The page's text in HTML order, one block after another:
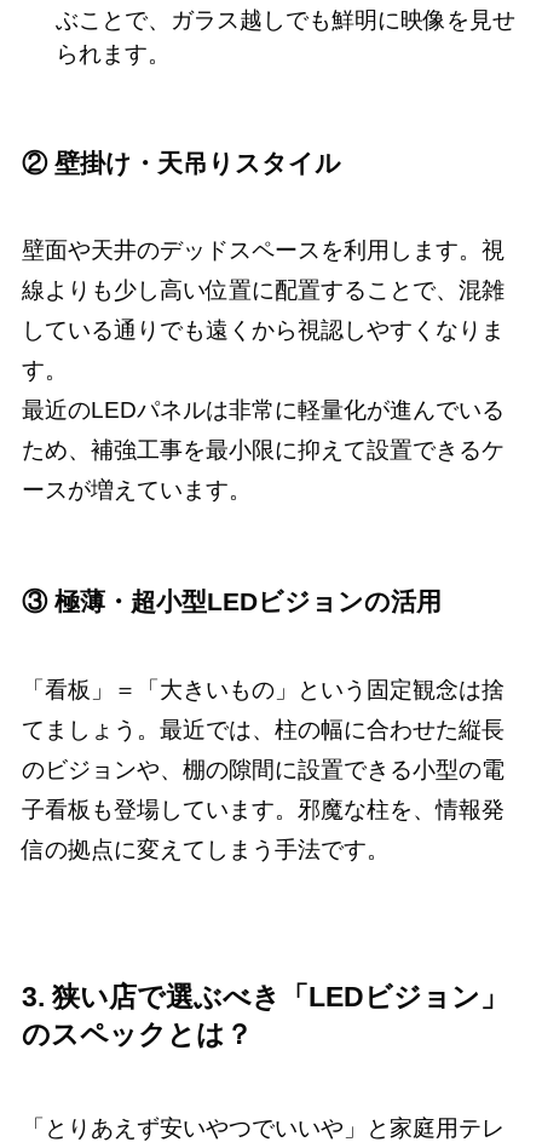
ぶことで、ガラス越しでも鮮明に映像を見せ
られます。
② 壁掛け・天吊りスタイル
壁面や天井のデッドスペースを利用します。視
線よりも少し高い位置に配置することで、混雑
している通りでも遠くから視認しやすくなりま
す。
最近のLEDパネルは非常に軽量化が進んでいる
ため、補強工事を最小限に抑えて設置できるケ
ースが増えています。
③ 極薄・超小型LEDビジョンの活用
「看板」＝「大きいもの」という固定観念は捨
てましょう。最近では、柱の幅に合わせた縦長
のビジョンや、棚の隙間に設置できる小型の電
子看板も登場しています。邪魔な柱を、情報発
信の拠点に変えてしまう手法です。
3. 狭い店で選ぶべき「LEDビジョン」
のスペックとは？
「とりあえず安いやつでいいや」と家庭用テレ